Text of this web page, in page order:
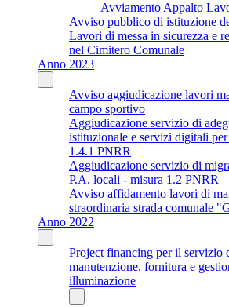
Avviamento Appalto
Avviso pubblico di istituzione
Lavori di messa in sicurezza e
nel Cimitero Comunale
Anno 2023
Avviso aggiudicazione lavori
campo sportivo
Aggiudicazione servizio di
istituzionale e servizi digitali
1.4.1 PNRR
Aggiudicazione servizio di
P.A. locali - misura 1.2 PNRR
Avviso affidamento lavori di
straordinaria strada comunale
Anno 2022
Project financing per il servizio
manutenzione, fornitura e
illuminazione